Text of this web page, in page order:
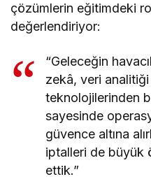
çözümlerin eğitimdeki
değerlendiriyor:
“Geleceğin
zekâ, veri
teknolojilerinden
sayesinde
güvence altına
iptalleri de büyük
ettik.”